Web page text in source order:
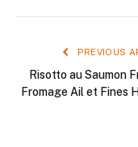
PREVIOUS
Risotto au Saumon
Fromage Ail et Fines